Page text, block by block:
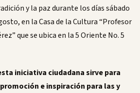
y la paz durante los días sábado
en la Casa de la Cultura “Profesor
que se ubica en la 5 Oriente No. 5
iniciativa ciudadana sirve para
e inspiración para las y